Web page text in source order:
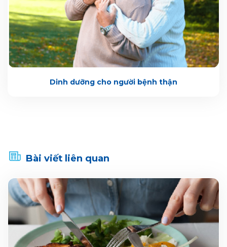
Dinh dưỡng cho người bệnh thận
Bài viết liên quan